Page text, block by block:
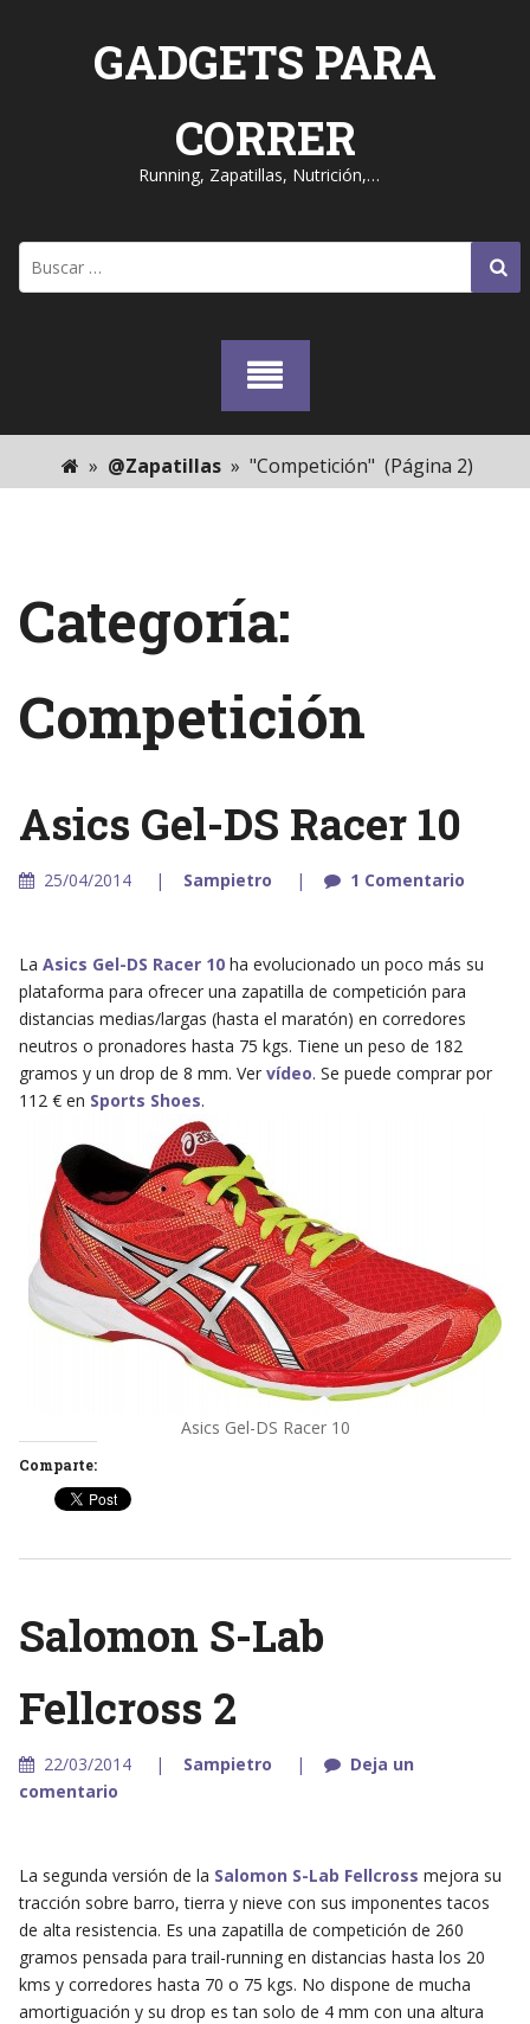
GADGETS PARA
CORRER
Running, Zapatillas, Nutrición,…
» @Zapatillas » "Competición" (Página 2)
Categoría:
Competición
Asics Gel-DS Racer 10
25/04/2014 Sampietro 1 Comentario
La Asics Gel-DS Racer 10ha evolucionado un poco más su
plataforma para ofrecer una zapatilla de competición para
distancias medias/largas (hasta el maratón) en corredores
neutros o pronadores hasta 75 kgs. Tiene un peso de 182
gramos y un drop de 8 mm. Ver vídeo. Se puede comprar por
112 € en Sports Shoes.
Asics Gel-DS Racer 10
Comparte:
Salomon S-Lab
Fellcross 2
22/03/2014 Sampietro
Deja un
comentario
La segunda versión de la Salomon S-Lab Fellcross mejora su
tracción sobre barro, tierra y nieve con sus imponentes tacos
de alta resistencia. Es una zapatilla de competición de 260
gramos pensada para trail-running en distancias hasta los 20
kms y corredores hasta 70 o 75 kgs. No dispone de mucha
amortiguación y su drop es tan solo de 4 mm con una altura